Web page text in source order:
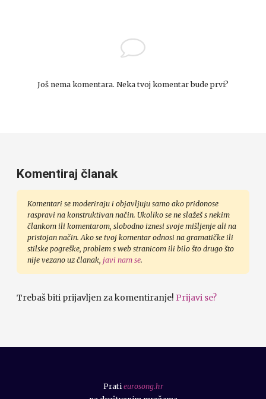
Još nema komentara. Neka tvoj komentar bude prvi?
Komentiraj članak
Komentari se moderiraju i objavljuju samo ako pridonose
raspravi na konstruktivan način. Ukoliko se ne slažeš s nekim
člankom ili komentarom, slobodno iznesi svoje mišljenje ali na
pristojan način. Ako se tvoj komentar odnosi na gramatičke ili
stilske pogreške, problem s web stranicom ili bilo što drugo što
nije vezano uz članak, javi nam se.
Trebaš biti prijavljen za komentiranje! Prijavi se?
Prati eurosong.hr